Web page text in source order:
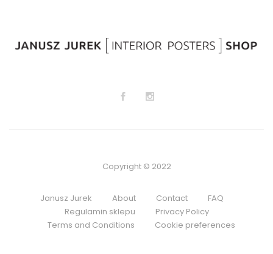
Copyright © 2022
Janusz Jurek About Contact
FAQ
Regulamin sklepu
Privacy Policy
Terms and Conditions
Cookie preferences